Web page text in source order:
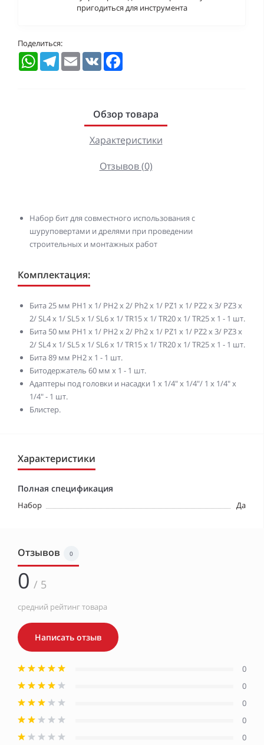
пригодиться для инструмента
Поделиться:
WhatsAppTelegramEmail VK
Обзор товара
Характеристики
Отзывов (0)
Набор бит для совместного использования с
шуруповертами и дрелями при проведении
строительных и монтажных работ
Комплектация:
Бита 25 мм PH1 x 1/ PH2 x 2/ Ph2 x 1/ PZ1 x 1/ PZ2 x 3/ PZ3 x
2/ SL4 x 1/ SL5 x 1/ SL6 x 1/ TR15 x 1/ TR20 x 1/ TR25 x 1 - 1 шт.
Бита 50 мм PH1 x 1/ PH2 x 2/ Ph2 x 1/ PZ1 x 1/ PZ2 x 3/ PZ3 x
2/ SL4 x 1/ SL5 x 1/ SL6 x 1/ TR15 x 1/ TR20 x 1/ TR25 x 1 - 1 шт.
Бита 89 мм PH2 x 1 - 1 шт.
Битодержатель 60 мм x 1 - 1 шт.
Адаптеры под головки и насадки 1 х 1/4" x 1/4"/ 1 x 1/4" x
1/4" - 1 шт.
Блистер.
Характеристики
Полная спецификация
Набор Да
Отзывов 0
0 / 5
средний рейтинг товара
Написать отзыв
0
0
0
0
0